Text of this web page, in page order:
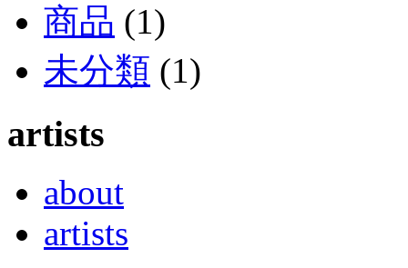
商品 (1)
未分類 (1)
artists
about
artists